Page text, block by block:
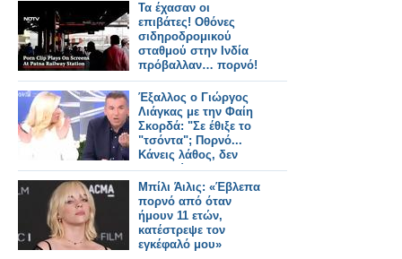
Τα έχασαν οι
επιβάτες! Οθόνες
σιδηροδρομικού
σταθμού στην Ινδία
πρόβαλλαν… πορνό!
Έξαλλος ο Γιώργος
Λιάγκας με την Φαίη
Σκορδά: "Σε έθιξε το
"τσόντα"; Πορνό...
Κάνεις λάθος, δεν
ενημερώθηκες".
Μπίλι Άιλις: «Έβλεπα
πορνό από όταν
ήμουν 11 ετών,
κατέστρεψε τον
εγκέφαλό μου»